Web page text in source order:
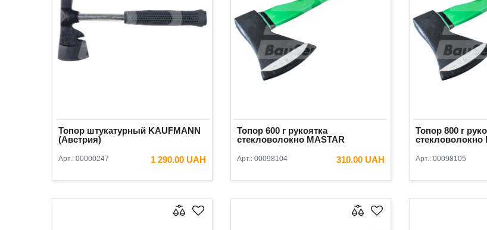
Топор штукатурный KAUFMANN
(Австрия)
Арт.: 00000247 1 290.00 UAH
В КОРЗИНУ
Топор 600 г рукоятка
стекловолокно MASTAR
Арт.: 00098104 310.00 UAH
В КОРЗИНУ
Топор 800 г
стекловолокно
Арт.: 00098105